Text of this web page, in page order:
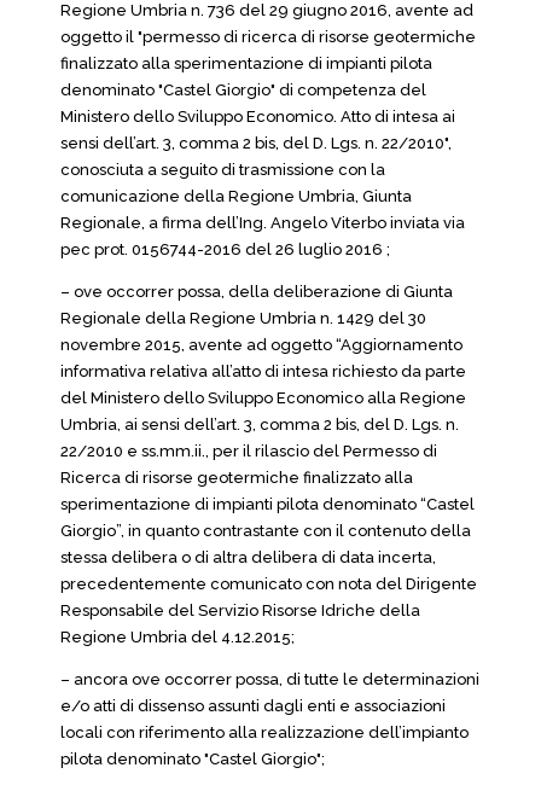
Regione Umbria n. 736 del 29 giugno 2016, avente ad
oggetto il "permesso di ricerca di risorse geotermiche
finalizzato alla sperimentazione di impianti pilota
denominato "Castel Giorgio" di competenza del
Ministero dello Sviluppo Economico. Atto di intesa ai
sensi dell’art. 3, comma 2 bis, del D. Lgs. n. 22/2010",
conosciuta a seguito di trasmissione con la
comunicazione della Regione Umbria, Giunta
Regionale, a firma dell’Ing. Angelo Viterbo inviata via
pec prot. 0156744-2016 del 26 luglio 2016 ;
– ove occorrer possa, della deliberazione di Giunta
Regionale della Regione Umbria n. 1429 del 30
novembre 2015, avente ad oggetto “Aggiornamento
informativa relativa all’atto di intesa richiesto da parte
del Ministero dello Sviluppo Economico alla Regione
Umbria, ai sensi dell’art. 3, comma 2 bis, del D. Lgs. n.
22/2010 e ss.mm.ii., per il rilascio del Permesso di
Ricerca di risorse geotermiche finalizzato alla
sperimentazione di impianti pilota denominato “Castel
Giorgio”, in quanto contrastante con il contenuto della
stessa delibera o di altra delibera di data incerta,
precedentemente comunicato con nota del Dirigente
Responsabile del Servizio Risorse Idriche della
Regione Umbria del 4.12.2015;
– ancora ove occorrer possa, di tutte le determinazioni
e/o atti di dissenso assunti dagli enti e associazioni
locali con riferimento alla realizzazione dell’impianto
pilota denominato "Castel Giorgio";